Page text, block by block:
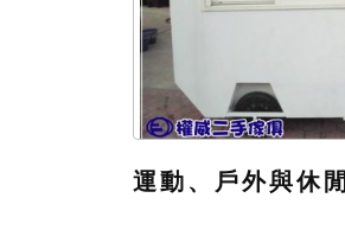
運動、戶外與休閒